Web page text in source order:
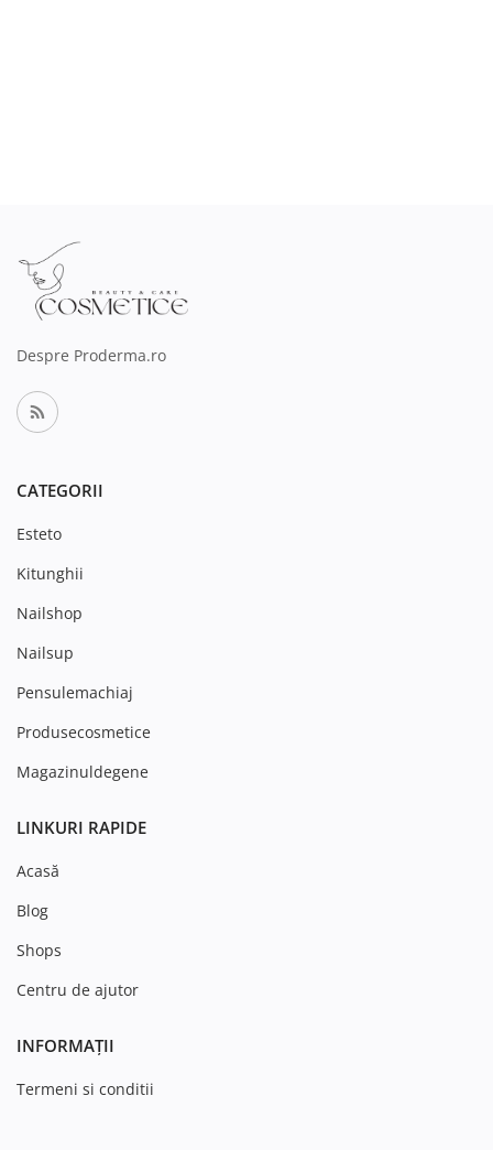
Despre Proderma.ro
CATEGORII
Esteto
Kitunghii
Nailshop
Nailsup
Pensulemachiaj
Produsecosmetice
Magazinuldegene
LINKURI RAPIDE
Acasă
Blog
Shops
Centru de ajutor
INFORMAȚII
Termeni si conditii